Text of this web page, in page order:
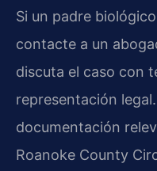
Si un padre
contacte a un
discuta el caso con
representación
documentación
Roanoke County